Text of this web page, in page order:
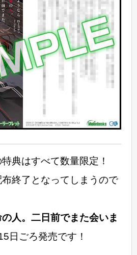
典はすべて数量限定！
終了となってしまうので
人。二日前でまた会いま
日ごろ発売です！